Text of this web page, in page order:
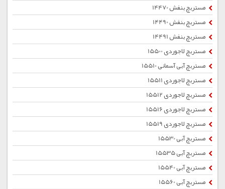
مستربچ بنفش 14470
مستربچ بنفش 14490
مستربچ بنفش 14491
مستربچ لاجوردی 15500
مستربچ آبی آسمانی 15510
مستربچ لاجوردی 15511
مستربچ لاجوردی 15512
مستربچ لاجوردی 15516
مستربچ لاجوردی 15519
مستربچ آبی 15530
مستربچ آبی 15535
مستربچ آبی 15540
مستربچ آبی 15560